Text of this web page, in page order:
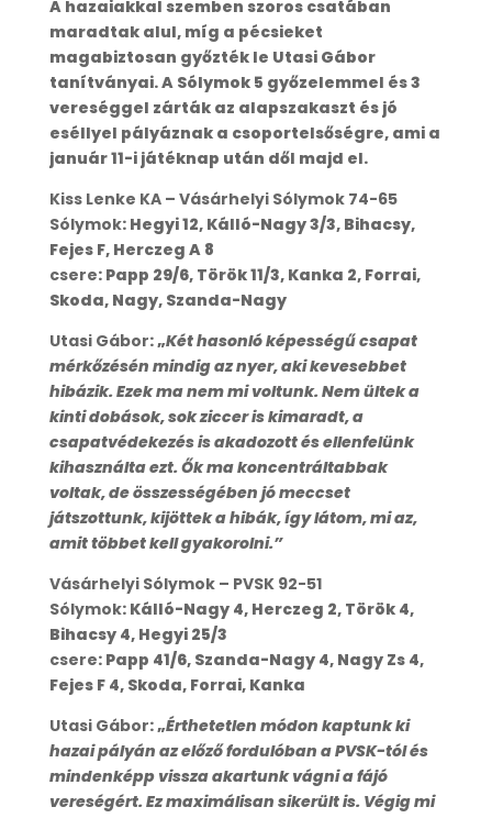
A hazaiakkal szemben szoros csatában
maradtak alul, míg a pécsieket
magabiztosan győzték le Utasi Gábor
tanítványai. A Sólymok 5 győzelemmel és 3
vereséggel zárták az alapszakaszt és jó
eséllyel pályáznak a csoportelsőségre, ami a
január 11-i játéknap után dől majd el.
Kiss Lenke KA – Vásárhelyi Sólymok 74-65
Sólymok: Hegyi 12, Kálló-Nagy 3/3, Bihacsy,
Fejes F, Herczeg A 8
csere: Papp 29/6, Török 11/3, Kanka 2, Forrai,
Skoda, Nagy, Szanda-Nagy
Utasi Gábor: „Két hasonló képességű csapat
mérkőzésén mindig az nyer, aki kevesebbet
hibázik. Ezek ma nem mi voltunk. Nem ültek a
kinti dobások, sok ziccer is kimaradt, a
csapatvédekezés is akadozott és ellenfelünk
kihasználta ezt. Ők ma koncentráltabbak
voltak, de összességében jó meccset
játszottunk, kijöttek a hibák, így látom, mi az,
amit többet kell gyakorolni.”
Vásárhelyi Sólymok – PVSK 92-51
Sólymok: Kálló-Nagy 4, Herczeg 2, Török 4,
Bihacsy 4, Hegyi 25/3
csere: Papp 41/6, Szanda-Nagy 4, Nagy Zs 4,
Fejes F 4, Skoda, Forrai, Kanka
Utasi Gábor: „Érthetetlen módon kaptunk ki
hazai pályán az előző fordulóban a PVSK-tól és
mindenképp vissza akartunk vágni a fájó
vereségért. Ez maximálisan sikerült is. Végig mi